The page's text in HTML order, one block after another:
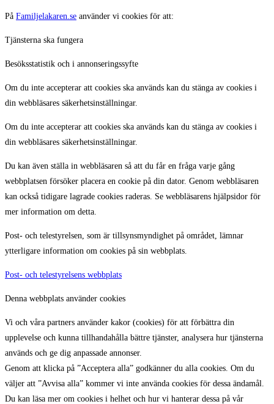
På Familjelakaren.se använder vi cookies för att:
Tjänsterna ska fungera
Besöksstatistik och i annonseringssyfte
Om du inte accepterar att cookies ska används kan du stänga av cookies i
din webbläsares säkerhetsinställningar.
Om du inte accepterar att cookies ska används kan du stänga av cookies i
din webbläsares säkerhetsinställningar.
Du kan även ställa in webbläsaren så att du får en fråga varje gång
webbplatsen försöker placera en cookie på din dator. Genom webbläsaren
kan också tidigare lagrade cookies raderas. Se webbläsarens hjälpsidor för
mer information om detta.
Post- och telestyrelsen, som är tillsynsmyndighet på området, lämnar
ytterligare information om cookies på sin webbplats.
Post- och telestyrelsens webbplats
Denna webbplats använder cookies
Vi och våra partners använder kakor (cookies) för att förbättra din
upplevelse och kunna tillhandahålla bättre tjänster, analysera hur tjänsterna
används och ge dig anpassade annonser.
Genom att klicka på ”Acceptera alla” godkänner du alla cookies. Om du
väljer att ”Avvisa alla” kommer vi inte använda cookies för dessa ändamål.
Du kan läsa mer om cookies i helhet och hur vi hanterar dessa på vår